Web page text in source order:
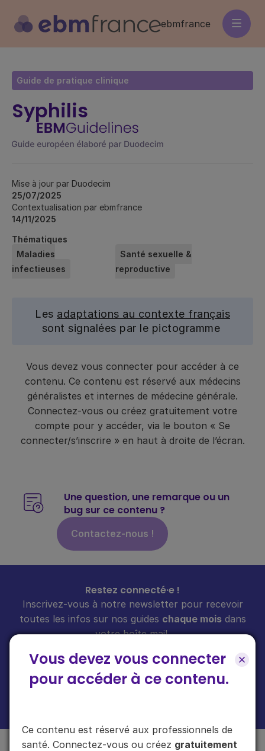
contenu
principal
ebmfrance
Vous devez vous connecter
pour accéder à ce contenu.
Ce contenu est réservé aux professionnels de
santé. Connectez-vous ou créez gratuitement
Guide de pratique clinique
Syphilis
Mise à jour par Duodecim
25/07/2025
Contextualisation par ebmfrance
14/11/2025
Thématiques
Maladies
infectieuses
Santé sexuelle &
reproductive
Les adaptations au contexte français
sont signalées par le pictogramme
Vous devez vous connecter pour accéder à ce
contenu. Ce contenu est réservé aux médecins
généralistes et internes de médecine générale.
Connectez-vous ou créez gratuitement votre
compte pour y accéder, via le bouton « Se
connecter/s’inscrire » en haut à droite de l’écran.
Une question, une remarque ou un
bug sur ce contenu ?
Contactez-nous !
Restez connecté·e !
Inscrivez-vous à notre newsletter pour recevoir
toutes les infos sur nos guides chaque moisdans
votre boîte mail.